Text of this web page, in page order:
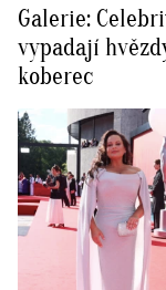
Galerie:
vypadají
koberec